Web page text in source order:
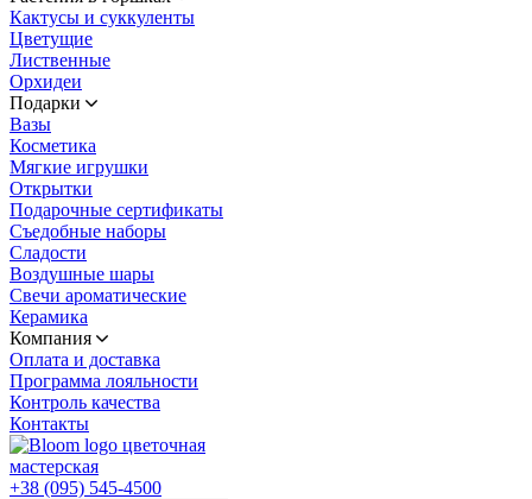
Кактусы и суккуленты
Цветущие
Лиственные
Орхидеи
Подарки
Вазы
Косметика
Мягкие игрушки
Открытки
Подарочные сертификаты
Съедобные наборы
Сладости
Воздушные шары
Свечи ароматические
Керамика
Компания
Оплата и доставка
Программа лояльности
Контроль качества
Контакты
цветочная
мастерская
+38 (095) 545-4500